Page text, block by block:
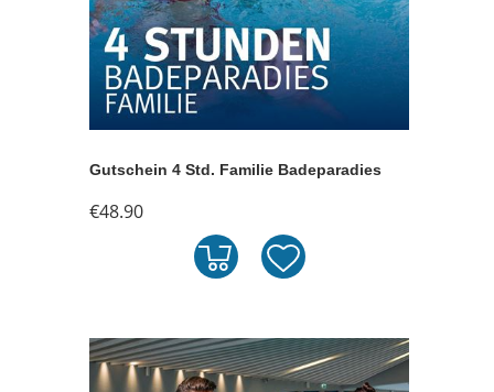
Gutschein 4 Std. Familie Badeparadies
€48.90